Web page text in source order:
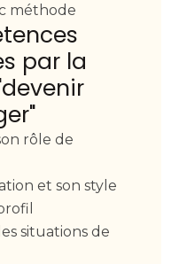
méthode
par la
rôle de
et son style
situations de